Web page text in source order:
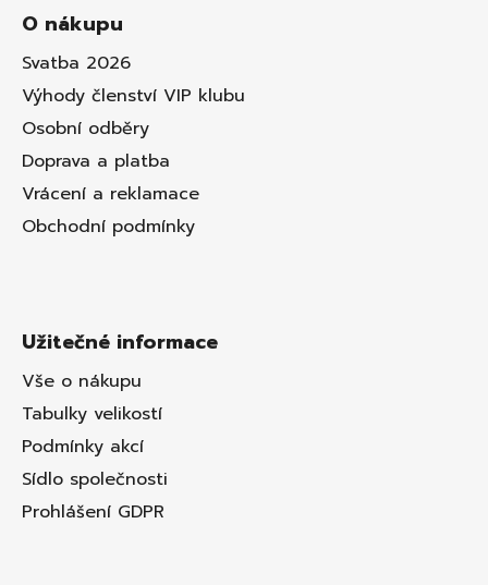
O nákupu
Svatba 2026
Výhody členství VIP klubu
Osobní odběry
Doprava a platba
Vrácení a reklamace
Obchodní podmínky
Užitečné informace
Vše o nákupu
Tabulky velikostí
Podmínky akcí
Sídlo společnosti
Prohlášení GDPR